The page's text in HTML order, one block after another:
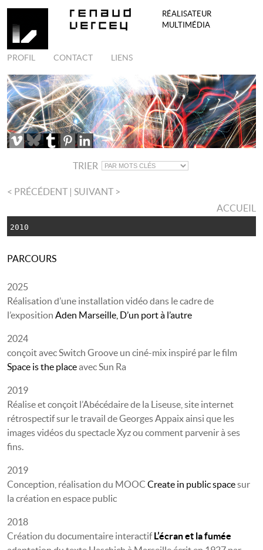
RÉALISATEUR
MULTIMÉDIA
PROFIL CONTACT LIENS
TRIER
< PRÉCÉDENT | SUIVANT >
ACCUEIL
2010
PARCOURS
2025
Réalisation d’une installation vidéo dans le cadre de
l’exposition Aden Marseille, D’un port à l’autre
2024
conçoit avec Switch Groove un ciné-mix inspiré par le film
Space is the placeavec Sun Ra
2019
Réalise et conçoit l’Abécédaire de la Liseuse, site internet
rétrospectif sur le travail de Georges Appaix ainsi que les
images vidéos du spectacle Xyz ou comment parvenir à ses
fins.
2019
Conception, réalisation du MOOC Create in public spacesur
la création en espace public
2018
Création du documentaire interactifL’écran et la fumée